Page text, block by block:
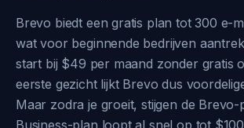
Brevo biedt een gratis plan tot 300 e-
wat voor beginnende bedrijven
start bij $49 per maand zonder gratis
eerste gezicht lijkt Brevo dus
Maar zodra je groeit, stijgen de Brevo-
Business-plan loopt al snel op tot